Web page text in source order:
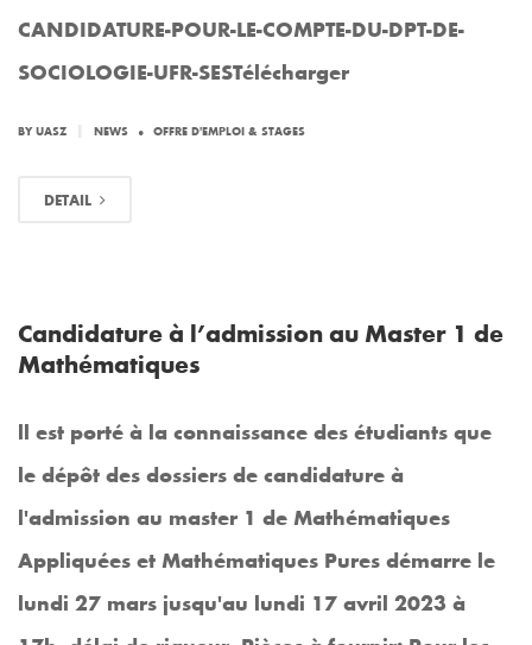
CANDIDATURE-POUR-LE-COMPTE-DU-DPT-DE-
SOCIOLOGIE-UFR-SESTélécharger
BYUASZ NEWS . OFFRE D'EMPLOI & STAGES
DETAIL
Candidature à l’admission au Master 1 de
Mathématiques
ll est porté à la connaissance des étudiants que
le dépôt des dossiers de candidature à
l'admission au master 1 de Mathématiques
Appliquées et Mathématiques Pures démarre le
lundi 27 mars jusqu'au lundi 17 avril 2023 à